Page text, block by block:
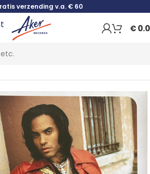
verzending v.a. € 60
€